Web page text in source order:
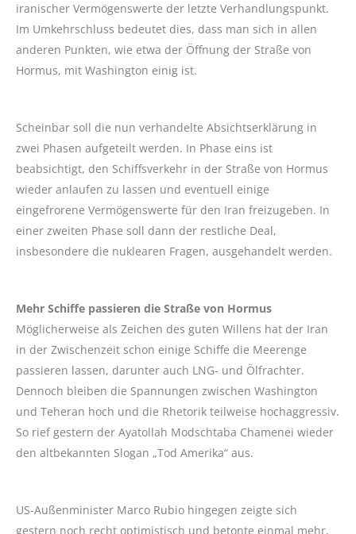
iranischer Vermögenswerte der letzte Verhandlungspunkt.
Im Umkehrschluss bedeutet dies, dass man sich in allen
anderen Punkten, wie etwa der Öffnung der Straße von
Hormus, mit Washington einig ist.
Scheinbar soll die nun verhandelte Absichtserklärung in
zwei Phasen aufgeteilt werden. In Phase eins ist
beabsichtigt, den Schiffsverkehr in der Straße von Hormus
wieder anlaufen zu lassen und eventuell einige
eingefrorene Vermögenswerte für den Iran freizugeben. In
einer zweiten Phase soll dann der restliche Deal,
insbesondere die nuklearen Fragen, ausgehandelt werden.
Mehr Schiffe passieren die Straße von Hormus
Möglicherweise als Zeichen des guten Willens hat der Iran
in der Zwischenzeit schon einige Schiffe die Meerenge
passieren lassen, darunter auch LNG- und Ölfrachter.
Dennoch bleiben die Spannungen zwischen Washington
und Teheran hoch und die Rhetorik teilweise hochaggressiv.
So rief gestern der Ayatollah Modschtaba Chamenei wieder
den altbekannten Slogan „Tod Amerika“ aus.
US-Außenminister Marco Rubio hingegen zeigte sich
gestern noch recht optimistisch und betonte einmal mehr,